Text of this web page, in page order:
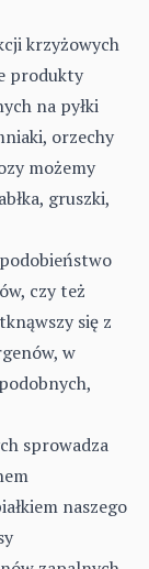
krzyżowych
produkty
na pyłki
orzechy
możemy
gruszki,
czy też
się z
w
sprowadza
naszego